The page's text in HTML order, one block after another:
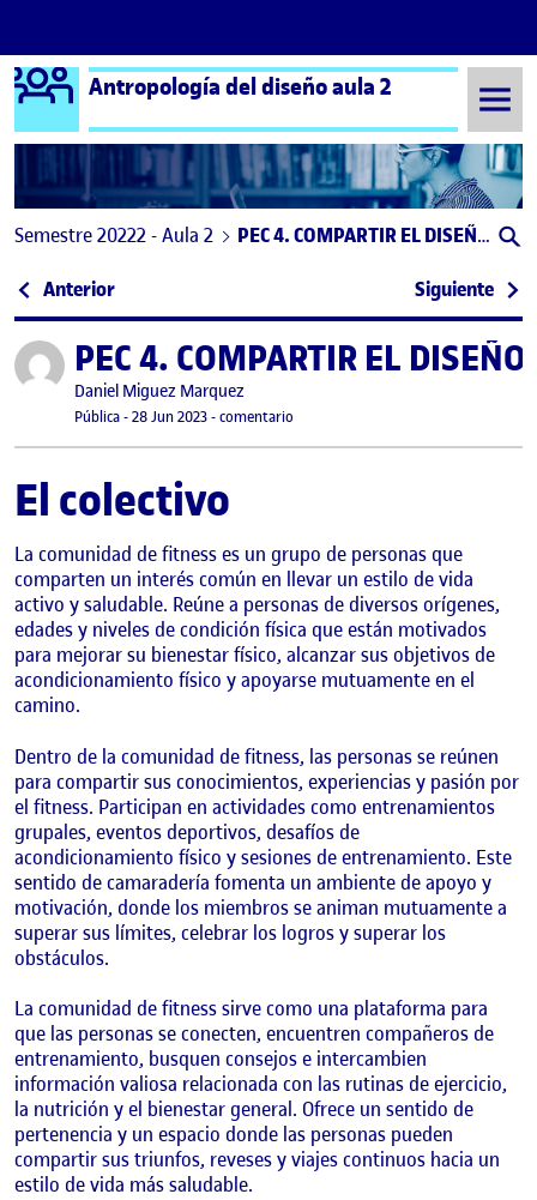
Saltar al contenido
Logo Ágora
Antropología del diseño aula 2
Semestre 20222 - Aula 2 PEC 4. COMPARTIR EL DISEÑO: Fitconect
Navegación de entradas
Anterior: PEC4 – Compartir el diseño Siguiente:
Publicado porPEC 4. COMPARTIR EL
Publicado por
Daniel Miguez Marquez
Visibilidad:
Pública-Fecha de publicación
28 Jun 202328 junio, 2023 11:14 pm
-comentario
El colectivo
La comunidad de fitness es un grupo de personas que
comparten un interés común en llevar un estilo de vida
activo y saludable. Reúne a personas de diversos orígenes,
edades y niveles de condición física que están motivados
para mejorar su bienestar físico, alcanzar sus objetivos de
acondicionamiento físico y apoyarse mutuamente en el
camino.
Dentro de la comunidad de fitness, las personas se reúnen
para compartir sus conocimientos, experiencias y pasión por
el fitness. Participan en actividades como entrenamientos
grupales, eventos deportivos, desafíos de
acondicionamiento físico y sesiones de entrenamiento. Este
sentido de camaradería fomenta un ambiente de apoyo y
motivación, donde los miembros se animan mutuamente a
superar sus límites, celebrar los logros y superar los
obstáculos.
La comunidad de fitness sirve como una plataforma para
que las personas se conecten, encuentren compañeros de
entrenamiento, busquen consejos e intercambien
información valiosa relacionada con las rutinas de ejercicio,
la nutrición y el bienestar general. Ofrece un sentido de
pertenencia y un espacio donde las personas pueden
compartir sus triunfos, reveses y viajes continuos hacia un
estilo de vida más saludable.